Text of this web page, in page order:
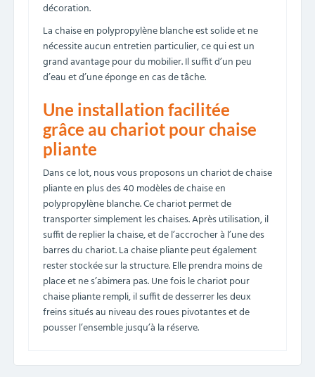
décoration.
La chaise en polypropylène blanche est solide et ne
nécessite aucun entretien particulier, ce qui est un
grand avantage pour du mobilier. Il suffit d’un peu
d’eau et d’une éponge en cas de tâche.
Une installation facilitée
grâce au chariot pour chaise
pliante
Dans ce lot, nous vous proposons un chariot de chaise
pliante en plus des 40 modèles de chaise en
polypropylène blanche. Ce chariot permet de
transporter simplement les chaises. Après utilisation, il
suffit de replier la chaise, et de l’accrocher à l’une des
barres du chariot. La chaise pliante peut également
rester stockée sur la structure. Elle prendra moins de
place et ne s’abimera pas. Une fois le chariot pour
chaise pliante rempli, il suffit de desserrer les deux
freins situés au niveau des roues pivotantes et de
pousser l’ensemble jusqu’à la réserve.